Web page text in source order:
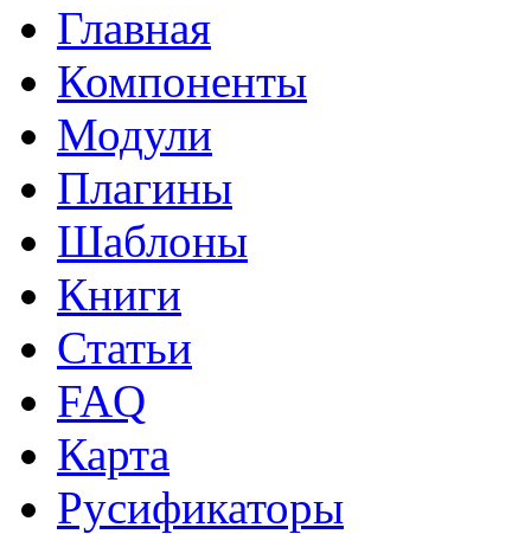
Главная
Компоненты
Модули
Плагины
Шаблоны
Книги
Статьи
FAQ
Карта
Русификаторы